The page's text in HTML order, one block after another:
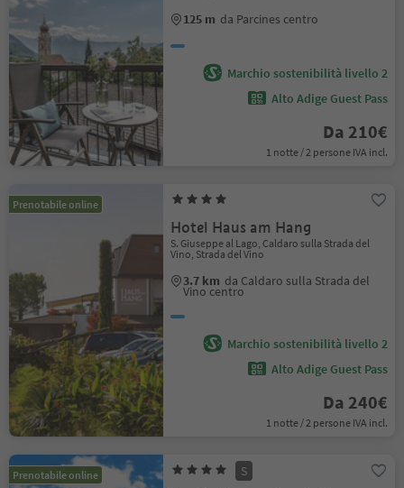
125 m da Parcines centro
Marchio sostenibilità livello 2
Alto Adige Guest Pass
Da 210€
1 notte / 2 persone IVA incl.
Prenotabile online
Hotel Haus am Hang
S. Giuseppe al Lago, Caldaro sulla Strada del
Vino, Strada del Vino
3.7 km da Caldaro sulla Strada del
Vino centro
Marchio sostenibilità livello 2
Alto Adige Guest Pass
Da 240€
1 notte / 2 persone IVA incl.
Prenotabile online S